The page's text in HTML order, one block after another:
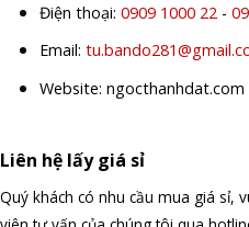
Điện thoại: 0909 1000 22 -
Email:
Website:
Liên hệ lấy giá sỉ
Quý khách có nhu cầu mua giá sỉ,